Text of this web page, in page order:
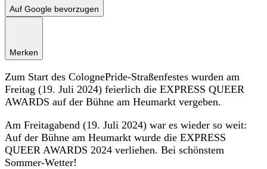
Auf Google bevorzugen
Merken
Zum Start des ColognePride-Straßenfestes wurden am
Freitag (19. Juli 2024) feierlich die EXPRESS QUEER
AWARDS auf der Bühne am Heumarkt vergeben.
Am Freitagabend (19. Juli 2024) war es wieder so weit:
Auf der Bühne am Heumarkt wurde die EXPRESS
QUEER AWARDS 2024 verliehen. Bei schönstem
Sommer-Wetter!